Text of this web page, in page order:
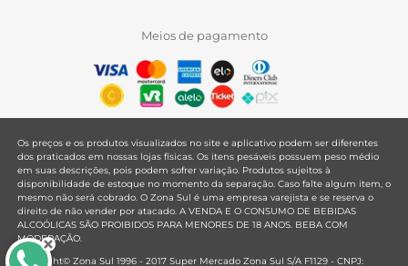
Meios de pagamento
Os preços e os produtos visualizados no site e aplicativo podem ser diferentes
dos praticados em nossas lojas físicas. Os itens pesáveis possuem peso médio
em suas descrições, pois podem sofrer variação. Produtos sujeitos à
disponibilidade de estoque no momento da separação. Caso falte algum item, o
mesmo não será cobrado. O Zona Sul é uma empresa varejista e se reserva o
direito de não vender por atacado. A VENDA E O CONSUMO DE BEBIDAS
ALCOÓLICAS SÃO PROIBIDOS PARA MENORES DE 18 ANOS. BEBA COM
MODERAÇÃO.
Copyright© Zona Sul 1996 - 2017 Super Mercado Zona Sul S/A F1129 - CNPJ: